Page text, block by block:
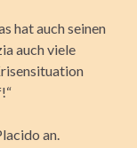
hat auch seinen
auch viele
an.